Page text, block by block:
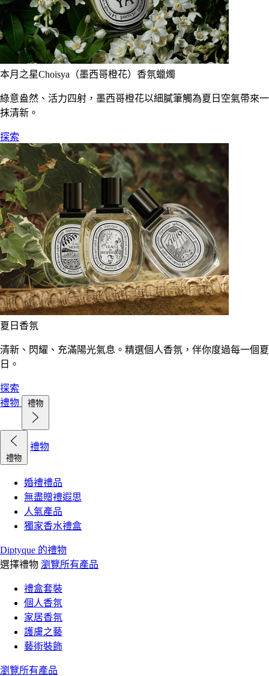
本月之星Choisya（墨西哥橙花）香氛蠟燭
綠意盎然、活力四射，墨西哥橙花以細膩筆觸為夏日空氣帶來一
抹清新。
探索
夏日香氛
清新、閃耀、充滿陽光氣息。精選個人香氛，伴你度過每一個夏
日。
探索
禮物
禮物
禮物
禮物
婚禮禮品
無盡贈禮遐思
人氣產品
獨家香水禮盒
Diptyque 的禮物
選擇禮物 瀏覽所有產品
禮盒套裝
個人香氛
家居香氛
護膚之藝
藝術裝飾
瀏覽所有產品